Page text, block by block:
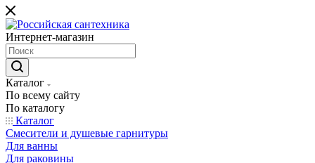
Интернет-магазин
Каталог
По всему сайту
По каталогу
Каталог
Смесители и душевые гарнитуры
Для ванны
Для раковины